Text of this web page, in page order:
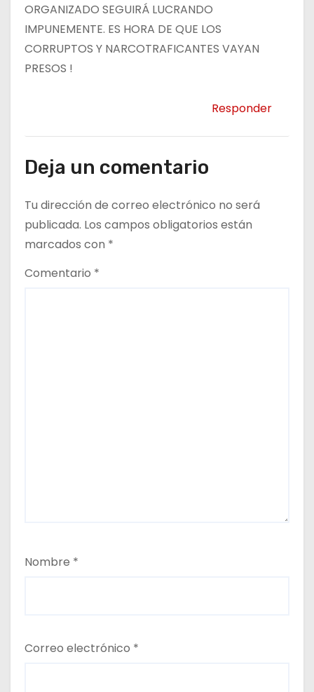
ORGANIZADO SEGUIRÁ LUCRANDO
IMPUNEMENTE. ES HORA DE QUE LOS
CORRUPTOS Y NARCOTRAFICANTES VAYAN
PRESOS !
Responder
Deja un comentario
Tu dirección de correo electrónico no será
publicada. Los campos obligatorios están
marcados con *
Comentario *
Nombre *
Correo electrónico *